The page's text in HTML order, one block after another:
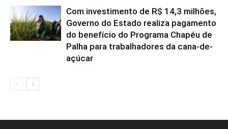
Com investimento de R$ 14,3 milhões,
Governo do Estado realiza pagamento
do benefício do Programa Chapéu de
Palha para trabalhadores da cana-de-
açúcar